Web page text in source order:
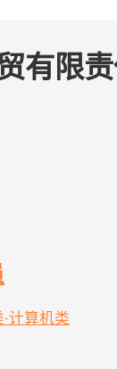
有限
计算机类